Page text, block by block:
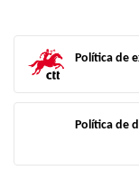
Política de
Política de